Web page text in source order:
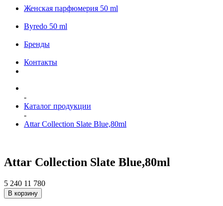
Женская парфюмерия 50 ml
Byredo 50 ml
Бренды
Контакты
-
Каталог продукции
-
Attar Collection Slate Blue,80ml
Attar Collection Slate Blue,80ml
5 240 11 780
В корзину